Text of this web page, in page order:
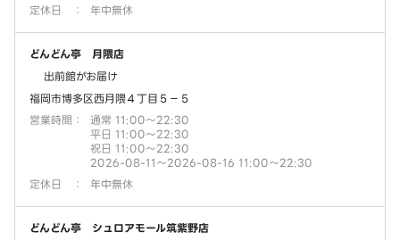
定休日
： 年中無休
どんどん亭 月隈店
出前館がお届け
福岡市博多区西月隈４丁目５－５
営業時間 ：
通常 11:00～22:30
平日 11:00～22:30
祝日 11:00～22:30
2026-08-11～2026-08-16 11:00～22:30
定休日
： 年中無休
どんどん亭 シュロアモール筑紫野店